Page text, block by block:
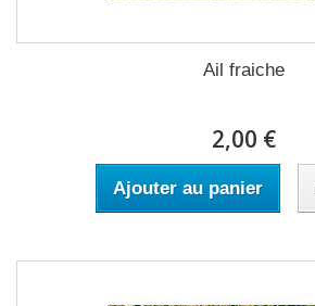
Ail fraiche
2,00 €
Ajouter au panier